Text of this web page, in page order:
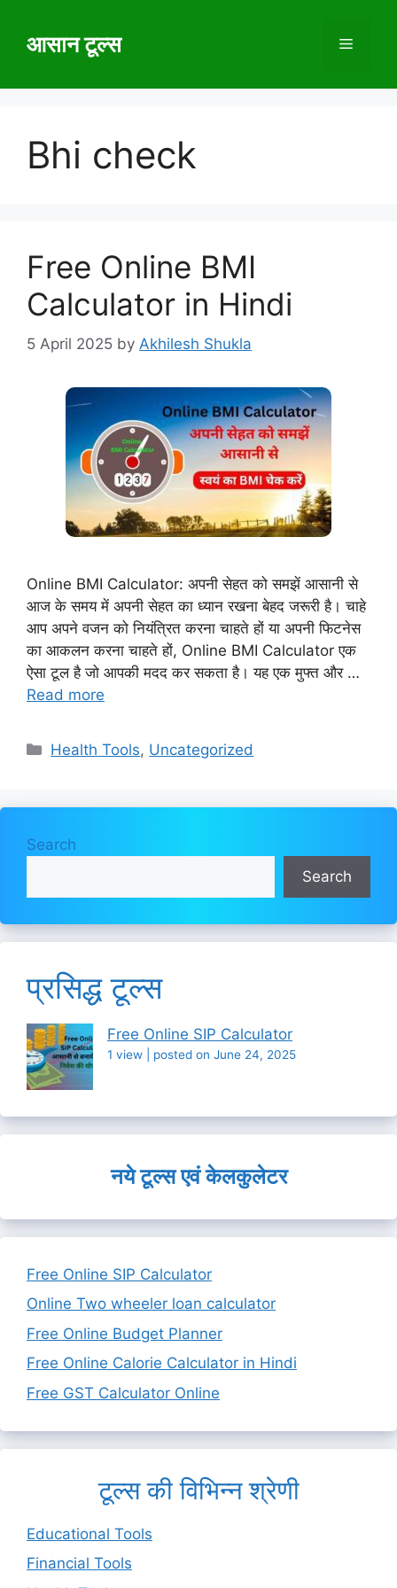
contentआसान टूल्स Menu
Bhi check
Free Online BMI
Calculator in Hindi
5 April 2025 by Akhilesh Shukla
Online BMI Calculator: अपनी सेहत को समझें आसानी से
आज के समय में अपनी सेहत का ध्यान रखना बेहद जरूरी है। चाहे
आप अपने वजन को नियंत्रित करना चाहते हों या अपनी फिटनेस
का आकलन करना चाहते हों, Online BMI Calculator एक
ऐसा टूल है जो आपकी मदद कर सकता है। यह एक मुफ्त और …
Read more
Categories
Health Tools, Uncategorized
Search
Search
प्रसिद्ध टूल्स
Free Online SIP Calculator
1 view posted on June 24, 2025
नये टूल्स एवं केलकुलेटर
Free Online SIP Calculator
Online Two wheeler loan calculator
Free Online Budget Planner
Free Online Calorie Calculator in Hindi
Free GST Calculator Online
टूल्स की विभिन्न श्रेणी
Educational Tools
Financial Tools